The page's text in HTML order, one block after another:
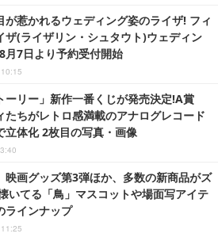
が惹かれるウェディング姿のライザ! フィ
ザ(ライザリン・シュタウト)ウェディン
月7日より予約受付開始
ーリー」新作一番くじが発売決定!A賞
たちがレトロ感満載のアナログレコード
立体化 2枚目の写真・画像
映画グッズ第3弾ほか、多数の新商品がズ
いてる「鳥」マスコットや場面写アイテ
ラインナップ